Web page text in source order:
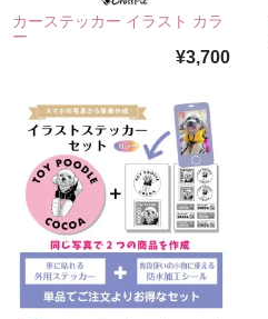
カーステッカー イラスト カラ
ー
¥3,700